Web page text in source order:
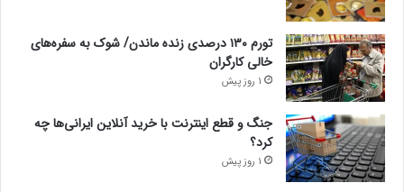
تورم ۱۳۰ درصدی زنده ماندن/ شوک به سفره‌های
خالی کارگران
1 روز پیش
جنگ و قطع اینترنت با خرید آنلاین ایرانی‌ها چه
کرد؟
1 روز پیش